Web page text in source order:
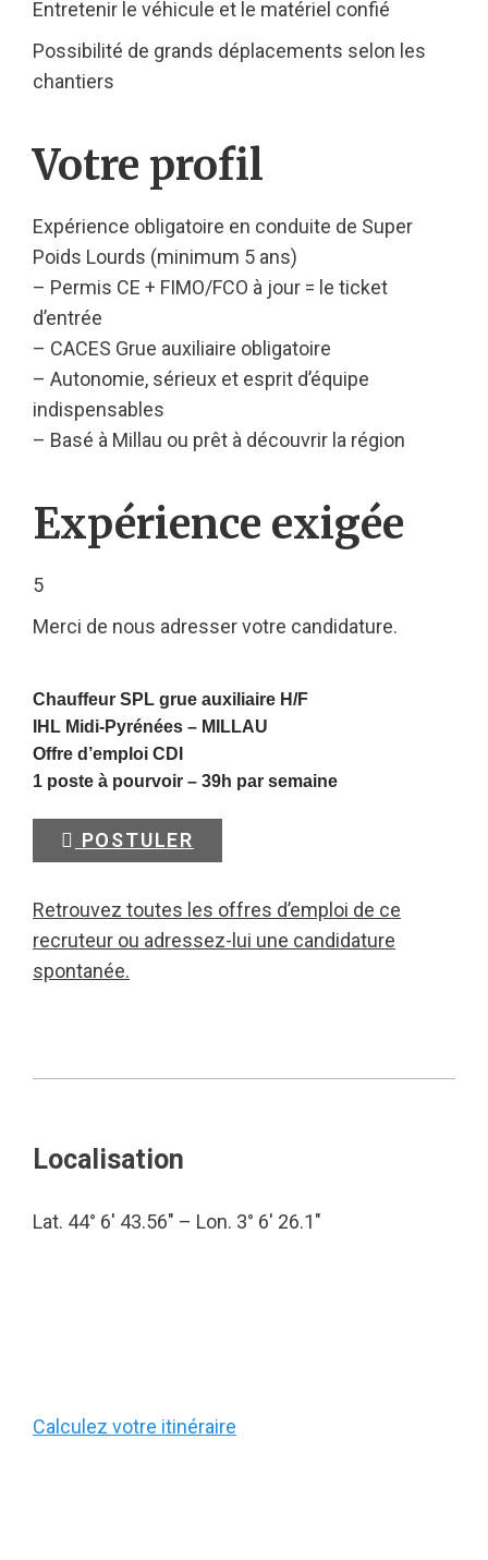
Entretenir le véhicule et le matériel confié
Possibilité de grands déplacements selon les
chantiers
Votre profil
Expérience obligatoire en conduite de Super
Poids Lourds (minimum 5 ans)
– Permis CE + FIMO/FCO à jour = le ticket
d’entrée
– CACES Grue auxiliaire obligatoire
– Autonomie, sérieux et esprit d’équipe
indispensables
– Basé à Millau ou prêt à découvrir la région
Expérience exigée
5
Merci de nous adresser votre candidature.
Chauffeur SPL grue auxiliaire H/F
IHL Midi-Pyrénées – MILLAU
Offre d’emploi CDI
1 poste à pourvoir – 39h par semaine
POSTULER
Retrouvez toutes les offres d’emploi de ce
recruteur ou adressez-lui une candidature
spontanée.
Localisation
Lat. 44° 6′ 43.56″ – Lon. 3° 6′ 26.1″
Calculez votre itinéraire